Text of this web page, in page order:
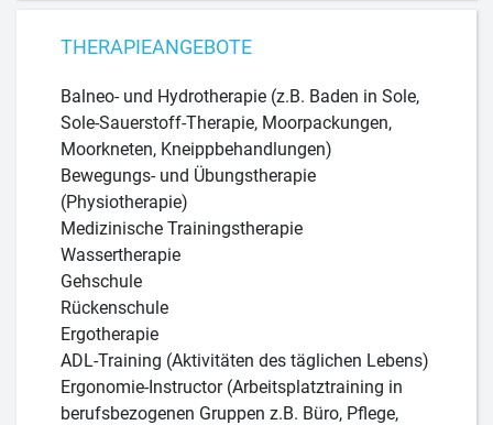
THERAPIEANGEBOTE
Balneo- und Hydrotherapie (z.B. Baden in Sole,
Sole-Sauerstoff-Therapie, Moorpackungen,
Moorkneten, Kneippbehandlungen)
Bewegungs- und Übungstherapie
(Physiotherapie)
Medizinische Trainingstherapie
Wassertherapie
Gehschule
Rückenschule
Ergotherapie
ADL-Training (Aktivitäten des täglichen Lebens)
Ergonomie-Instructor (Arbeitsplatztraining in
berufsbezogenen Gruppen z.B. Büro, Pflege,